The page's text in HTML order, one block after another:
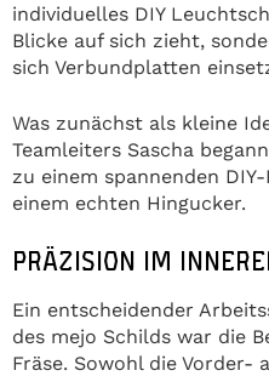
individuelles DIY
Blicke auf sich zieht,
sich Verbundplatten
Was zunächst als kleine
Teamleiters Sascha
zu einem spannenden
einem echten Hingucker.
PRÄZISION IM
Ein entscheidender
des mejo Schilds war die
Fräse. Sowohl die Vorder-